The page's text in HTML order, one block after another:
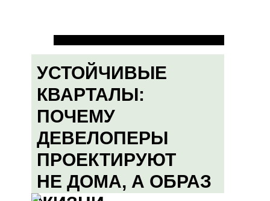
УСТОЙЧИВЫЕ
КВАРТАЛЫ:
ПОЧЕМУ
ДЕВЕЛОПЕРЫ
ПРОЕКТИРУЮТ
НЕ ДОМА, А ОБРАЗ